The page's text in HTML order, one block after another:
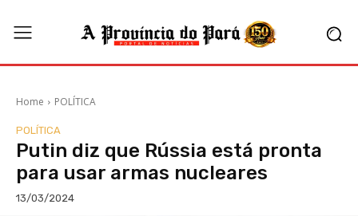
Home POLÍTICA
POLÍTICA
Putin diz que Rússia está pronta
para usar armas nucleares
13/03/2024